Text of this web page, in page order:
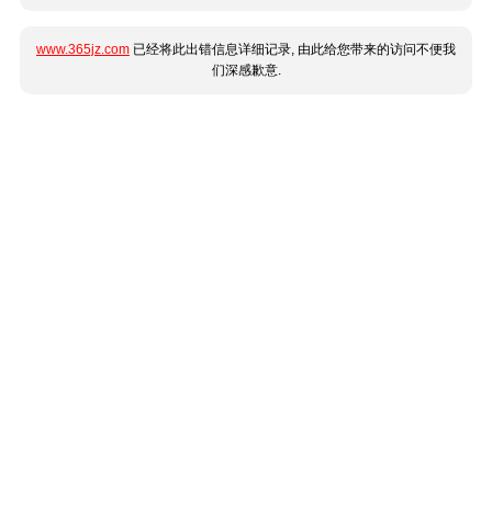
www.365jz.com 已经将此出错信息详细记录, 由此给您带来的访问不便我
们深感歉意.